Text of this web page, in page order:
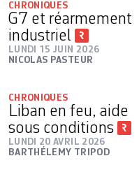
CHRONIQUES
G7 et réarmement
industriel
LUNDI 15 JUIN 2026
NICOLAS PASTEUR
CHRONIQUES
Liban en feu, aide
sous conditions
LUNDI 20 AVRIL 2026
BARTHÉLEMY TRIPOD